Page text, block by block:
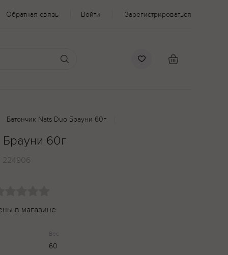
Обратная связь Войти Зарегистрироваться
Батончик Nats Duo Брауни 60г
Брауни 60г
224906
в магазине
Вес
60